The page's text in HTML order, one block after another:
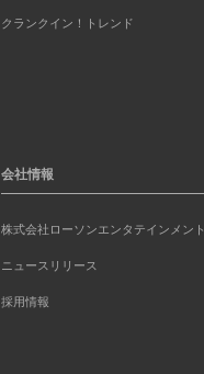
クランクイン！トレンド
会社情報
株式会社ローソンエンタテインメント
ニュースリリース
採用情報